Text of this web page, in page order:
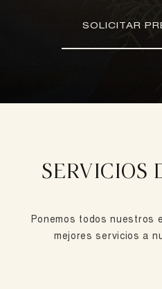
SOLICITAR
SERVICIOS
Ponemos todos nuestros
mejores servicios a